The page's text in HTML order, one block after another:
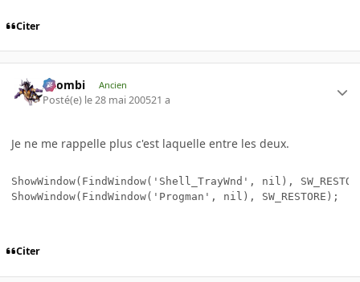
Citer
XZombi Ancien
Posté(e) le 28 mai 200521 a
Je ne me rappelle plus c'est laquelle entre les deux.
ShowWindow(FindWindow('Shell_TrayWnd', nil),
ShowWindow(FindWindow('Progman', nil), SW_RESTORE);
Citer